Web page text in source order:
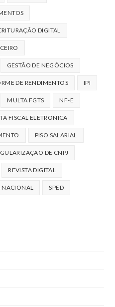
DIGITAL
GESTÃO DE NEGÓCIOS
DE RENDIMENTOS IPI
MULTA FGTS NF-E
FISCAL ELETRONICA
PISO SALARIAL
DE CNPJ
REVISTA DIGITAL
NACIONAL SPED